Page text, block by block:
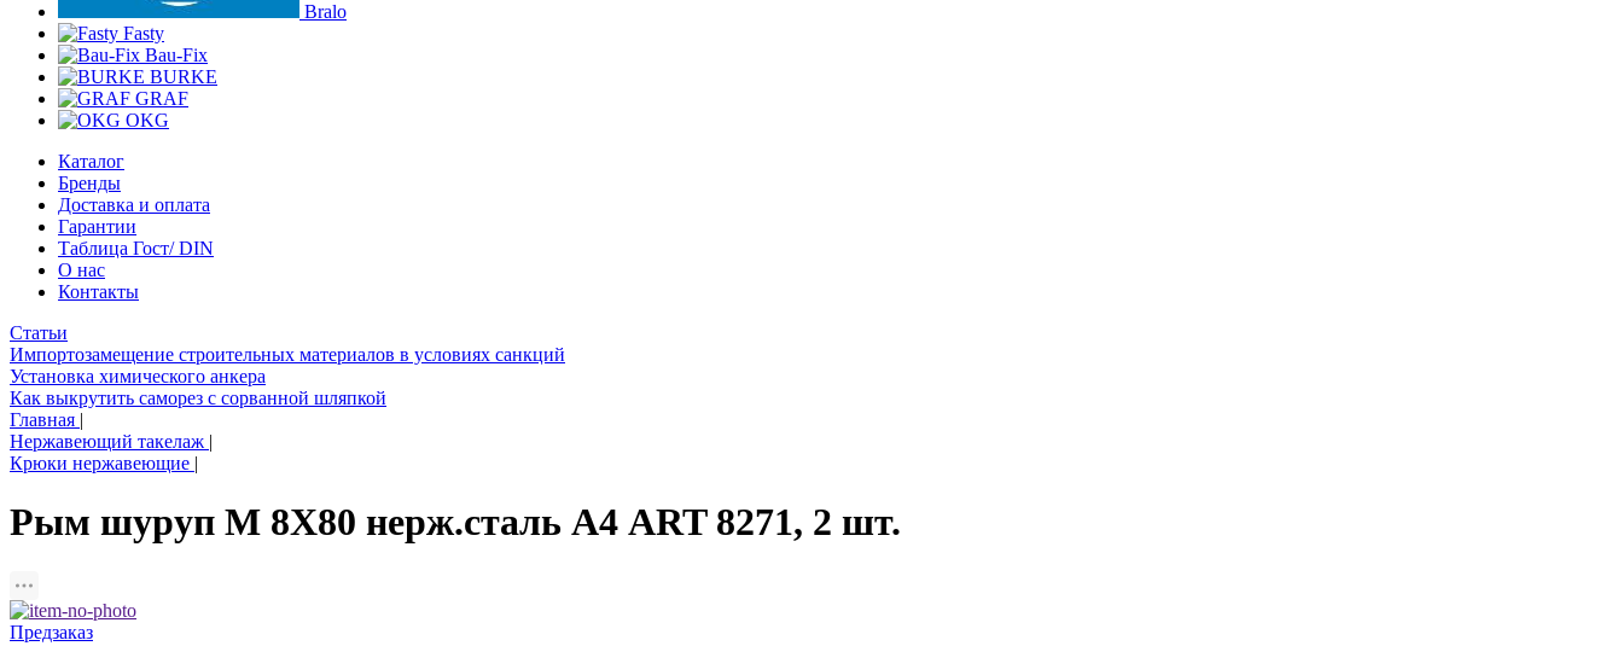
Bralo
Fasty
Bau-Fix
BURKE
GRAF
OKG
Каталог
Бренды
Доставка и оплата
Гарантии
Таблица Гост/ DIN
О нас
Контакты
Статьи
Импортозамещение строительных материалов в условиях санкций
Установка химического анкера
Как выкрутить саморез с сорванной шляпкой
Главная |
Нержавеющий такелаж |
Крюки нержавеющие |
Рым шуруп М 8Х80 нерж.сталь А4 ART 8271, 2 шт.
Предзаказ